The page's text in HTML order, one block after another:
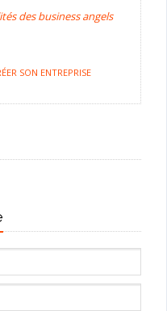
des business angels
SON ENTREPRISE